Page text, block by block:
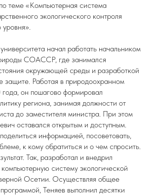
теме «Компьютерная система
экологического контроля
уровня».
начал работать начальником
СОАССР, где занимался
окружающей среды и разработкой
защите. Работая в природоохранном
он пошагово формировал
региона, занимая должности от
до заместителя министра. При этом
оставался открытым и доступным.
информацией, посоветовать,
к кому обратиться и о чем спросить.
Так, разработал и внедрил
систему экологической
Осетии. Осуществляя общее
Теняев выполнил десятки